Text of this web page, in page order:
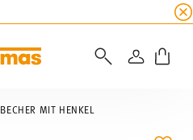
Bis
BECHER MIT HENKEL